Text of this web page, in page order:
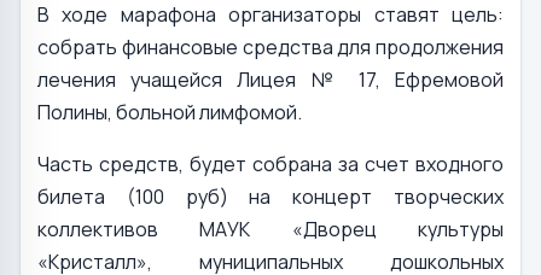
В ходе марафона организаторы ставят цель:
собрать финансовые средства для продолжения
лечения учащейся Лицея № 17, Ефремовой
Полины, больной лимфомой.
Часть средств, будет собрана за счет входного
билета (100 руб) на концерт творческих
коллективов МАУК «Дворец культуры
«Кристалл», муниципальных дошкольных